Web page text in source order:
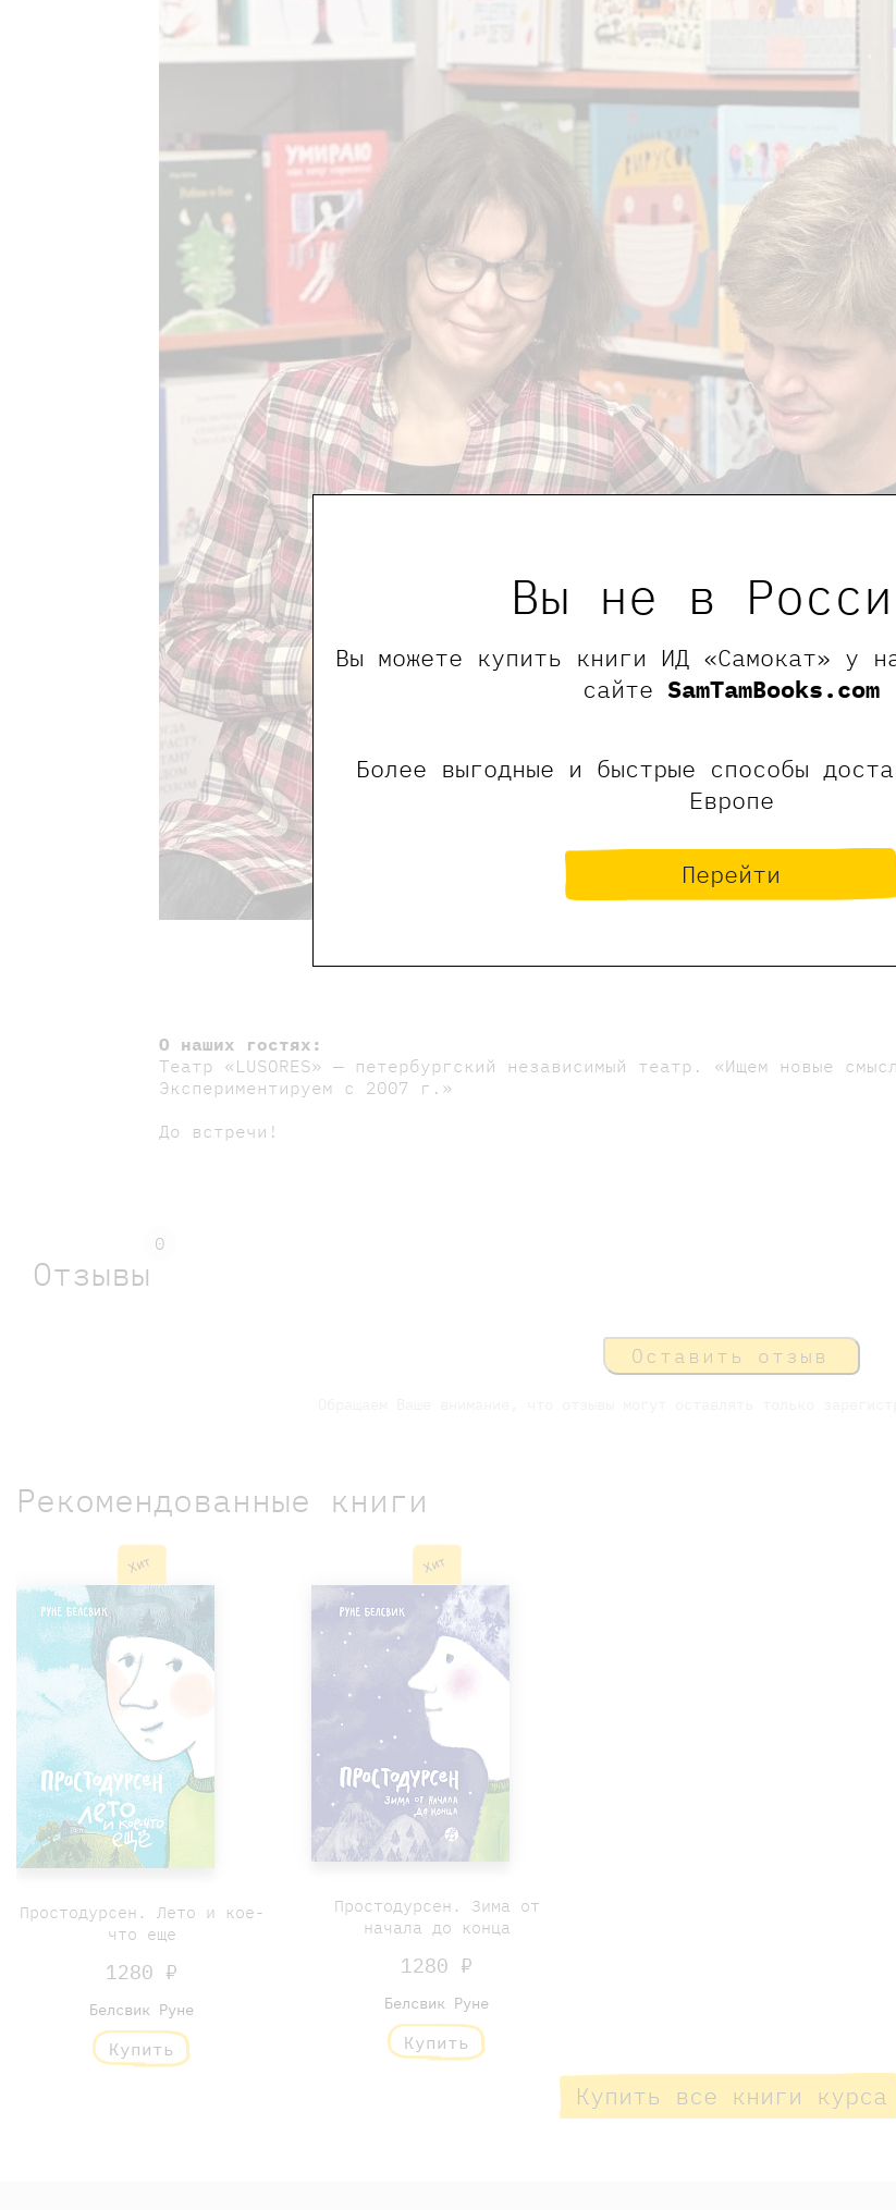
Вы не в
Вы можете купить книги ИД «Самокат» у
сайтеSamTamBooks.com
Более выгодные и быстрые способы
Европе
Перейти
О наших гостях:
Театр «LUSORES» — петербургский независимый театр. «Ищем новые
Экспериментируем с 2007 г.»
До встречи!
Отзывы
0
Оставить отзыв
Рекомендованные книги
Хит
Простодурсен. Лето и кое-
что еще
1280 ₽
Белсвик Руне
Купить
Хит
Простодурсен. Зима от
начала до конца
1280 ₽
Белсвик Руне
Купить
Купить все книги курса